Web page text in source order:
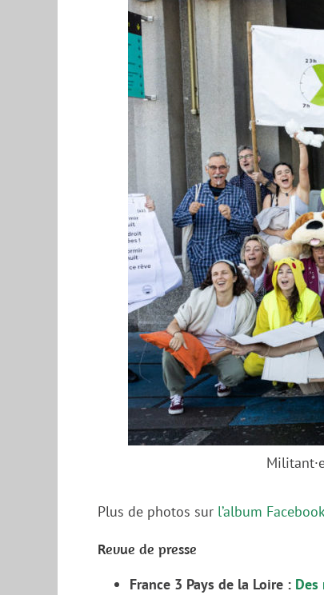
Plus de photos sur l’album
Revue de presse
France 3 Pays de la Loire : Des